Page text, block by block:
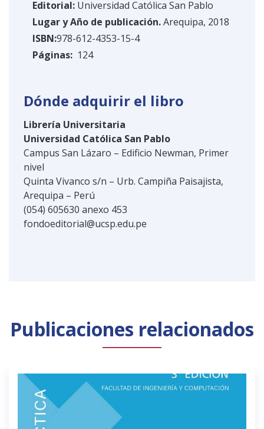
Editorial: Universidad Católica San Pablo
Lugar y Año de publicación.Arequipa, 2018
ISBN:978-612-4353-15-4
Páginas: 124
Dónde adquirir el libro
Librería Universitaria
Universidad Católica San Pablo
Campus San Lázaro – Edificio Newman, Primer
nivel
Quinta Vivanco s/n – Urb. Campiña Paisajista,
Arequipa – Perú
(054) 605630 anexo 453
fondoeditorial@ucsp.edu.pe
Publicaciones relacionados